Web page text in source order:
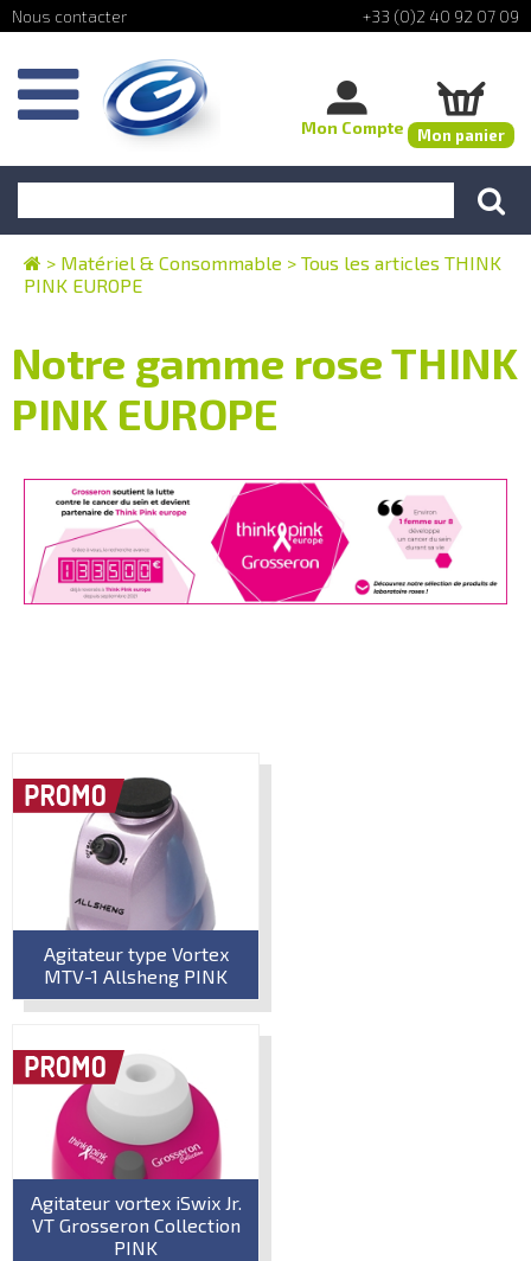
+33 (0)2 40 92 07 09
Mon Compte Mon panier
> Matériel & Consommable > Tous les articles THINK
PINK EUROPE
Notre gamme rose THINK
PINK EUROPE
Agitateur type Vortex
MTV-1 Allsheng PINK
Agitateur vortex iSwix Jr.
VT Grosseron Collection
PINK